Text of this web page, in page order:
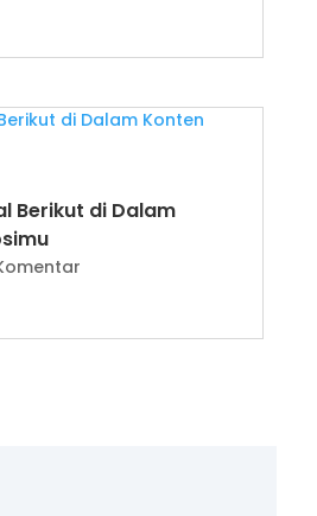
Berikut di Dalam